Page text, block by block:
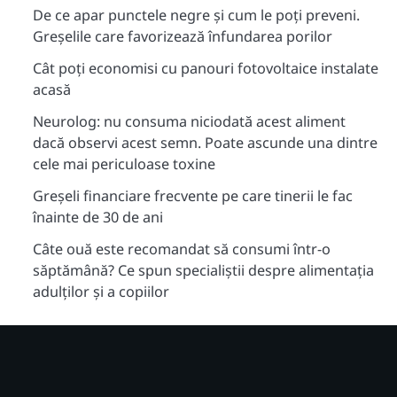
De ce apar punctele negre și cum le poți preveni.
Greșelile care favorizează înfundarea porilor
Cât poți economisi cu panouri fotovoltaice instalate
acasă
Neurolog: nu consuma niciodată acest aliment
dacă observi acest semn. Poate ascunde una dintre
cele mai periculoase toxine
Greșeli financiare frecvente pe care tinerii le fac
înainte de 30 de ani
Câte ouă este recomandat să consumi într-o
săptămână? Ce spun specialiștii despre alimentația
adulților și a copiilor